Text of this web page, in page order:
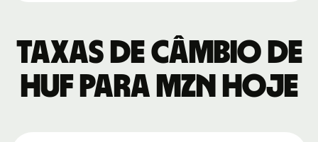
Taxas de câmbio de
HUF para MZN hoje